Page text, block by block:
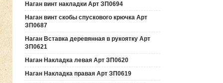
Наган винт накладки Арт ЗП0694
Наган винт скобы спускового крючка Арт
ЗП0687
Наган Вставка деревянная в рукоятку Арт
ЗП0621
Наган Накладка левая Арт ЗП0620
Наган Накладка правая Арт ЗП0619